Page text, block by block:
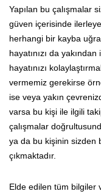
Yapılan bu çalışmalar
güven içerisinde
herhangi bir kayba
hayatınızı da
hayatınızı
vermemiz gerekirse
ise veya yakın
varsa bu kişi ile ilgili
çalışmalar
ya da bu kişinin sizden
çıkmaktadır.
Elde edilen tüm bilgiler